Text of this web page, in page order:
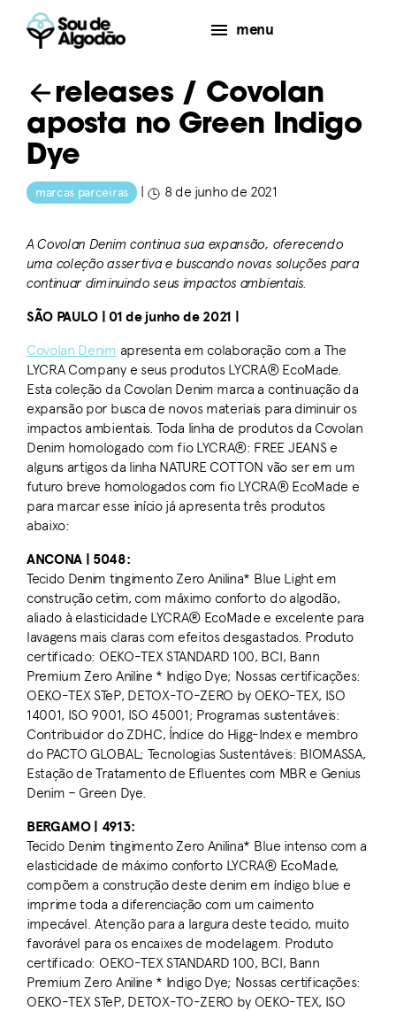
menu
releases/ Covolan
aposta no Green Indigo
Dye
marcas parceiras | 8 de junho de 2021
A Covolan Denim continua sua expansão, oferecendo
uma coleção assertiva e buscando novas soluções para
continuar diminuindo seus impactos ambientais.
SÃO PAULO | 01 de junho de 2021 |
Covolan Denim apresenta em colaboração com a The
LYCRA Company e seus produtos LYCRA® EcoMade.
Esta coleção da Covolan Denim marca a continuação da
expansão por busca de novos materiais para diminuir os
impactos ambientais. Toda linha de produtos da Covolan
Denim homologado com fio LYCRA®: FREE JEANS e
alguns artigos da linha NATURE COTTON vão ser em um
futuro breve homologados com fio LYCRA® EcoMade e
para marcar esse início já apresenta três produtos
abaixo:
ANCONA | 5048:
Tecido Denim tingimento Zero Anilina* Blue Light em
construção cetim, com máximo conforto do algodão,
aliado à elasticidade LYCRA® EcoMade e excelente para
lavagens mais claras com efeitos desgastados. Produto
certificado: OEKO-TEX STANDARD 100, BCI, Bann
Premium Zero Aniline * Indigo Dye; Nossas certificações:
OEKO-TEX STeP, DETOX-TO-ZERO by OEKO-TEX, ISO
14001, ISO 9001, ISO 45001; Programas sustentáveis:
Contribuidor do ZDHC, Índice do Higg-Index e membro
do PACTO GLOBAL; Tecnologias Sustentáveis: BIOMASSA,
Estação de Tratamento de Efluentes com MBR e Genius
Denim – Green Dye.
BERGAMO | 4913:
Tecido Denim tingimento Zero Anilina* Blue intenso com a
elasticidade de máximo conforto LYCRA® EcoMade,
compõem a construção deste denim em índigo blue e
imprime toda a diferenciação com um caimento
impecável. Atenção para a largura deste tecido, muito
favorável para os encaixes de modelagem. Produto
certificado: OEKO-TEX STANDARD 100, BCI, Bann
Premium Zero Aniline * Indigo Dye; Nossas certificações:
OEKO-TEX STeP, DETOX-TO-ZERO by OEKO-TEX, ISO